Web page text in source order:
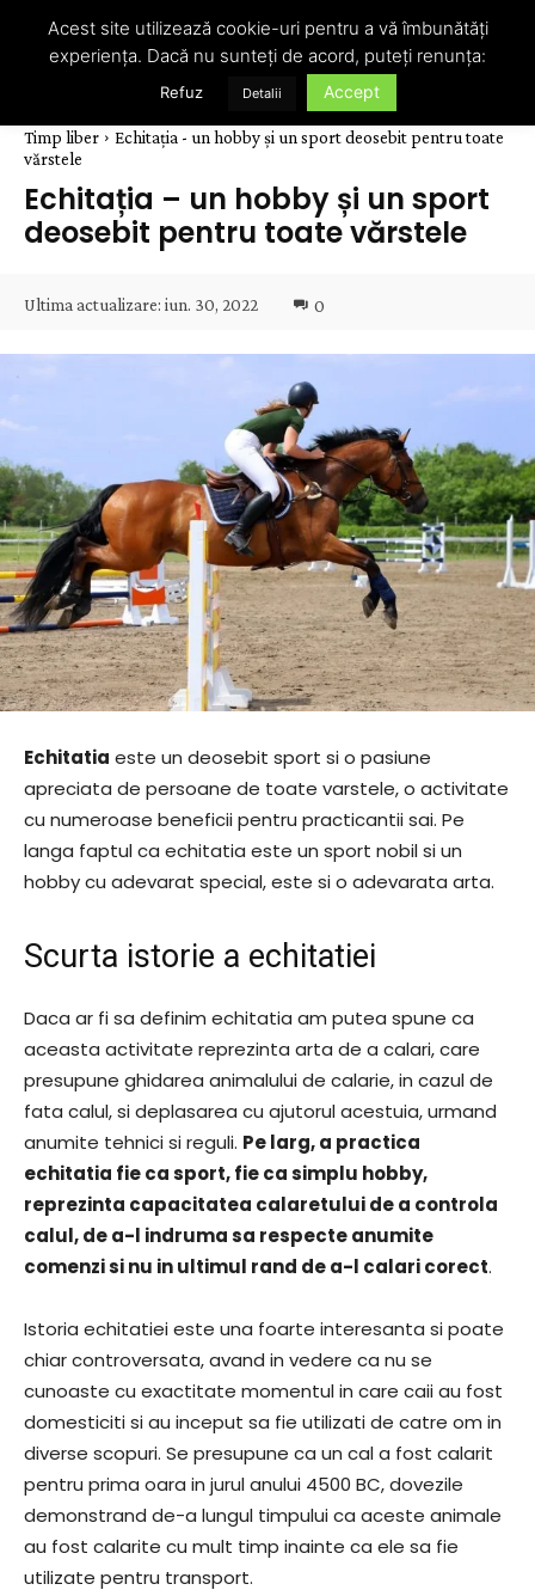
Timp liber
Echitația - un hobby și un sport deosebit pentru toate
vărstele
Echitația – un hobby și un sport
deosebit pentru toate vărstele
Ultima actualizare: iun. 30, 2022 0
Echitatia este un deosebit sport si o pasiune
apreciata de persoane de toate varstele, o activitate
cu numeroase beneficii pentru practicantii sai. Pe
langa faptul ca echitatia este un sport nobil si un
hobby cu adevarat special, este si o adevarata arta.
Scurta istorie a echitatiei
Daca ar fi sa definim echitatia am putea spune ca
aceasta activitate reprezinta arta de a calari, care
presupune ghidarea animalului de calarie, in cazul de
fata calul, si deplasarea cu ajutorul acestuia, urmand
anumite tehnici si reguli. Pe larg, a practica
echitatia fie ca sport, fie ca simplu hobby,
reprezinta capacitatea calaretului de a controla
calul, de a-l indruma sa respecte anumite
comenzi si nu in ultimul rand de a-l calari corect.
Istoria echitatiei este una foarte interesanta si poate
chiar controversata, avand in vedere ca nu se
cunoaste cu exactitate momentul in care caii au fost
domesticiti si au inceput sa fie utilizati de catre om in
diverse scopuri. Se presupune ca un cal a fost calarit
pentru prima oara in jurul anului 4500 BC, dovezile
demonstrand de-a lungul timpului ca aceste animale
au fost calarite cu mult timp inainte ca ele sa fie
utilizate pentru transport.
Acest site utilizează cookie-uri pentru a vă îmbunătăți
experiența. Dacă nu sunteți de acord, puteți renunța:
Refuz Detalii Accept